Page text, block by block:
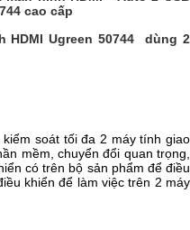
cao cấp
HDMI Ugreen 50744 dùng 2
soát tối đa 2 máy tính giao
mềm, chuyển đổi quan trọng,
có trên bộ sản phẩm để điều
khiển để làm việc trên 2 máy